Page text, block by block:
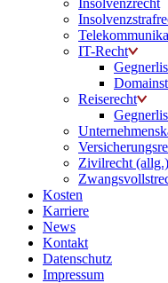
Insolvenzrecht
IT-Recht
Reiserecht
Zivilrecht (allg.)
Kosten
Karriere
News
Kontakt
Datenschutz
Impressum